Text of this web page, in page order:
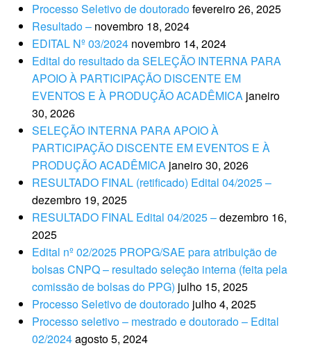
Processo Seletivo de doutoradofevereiro 26, 2025
Resultado – novembro 18, 2024
EDITAL Nº 03/2024 novembro 14, 2024
Edital do resultado da SELEÇÃO INTERNA PARA
APOIO À PARTICIPAÇÃO DISCENTE EM
EVENTOS E À PRODUÇÃO ACADÊMICA janeiro
30, 2026
SELEÇÃO INTERNA PARA APOIO À
PARTICIPAÇÃO DISCENTE EM EVENTOS E À
PRODUÇÃO ACADÊMICA janeiro 30, 2026
RESULTADO FINAL (retificado) Edital 04/2025 –
dezembro 19, 2025
RESULTADO FINAL Edital 04/2025 –dezembro 16,
2025
Edital nº 02/2025 PROPG/SAE para atribuição de
bolsas CNPQ – resultado seleção interna (feita pela
comissão de bolsas do PPG) julho 15, 2025
Processo Seletivo de doutorado julho 4, 2025
Processo seletivo – mestrado e doutorado – Edital
02/2024agosto 5, 2024